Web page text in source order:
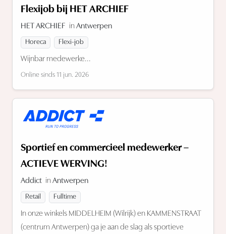
Flexijob bij HET ARCHIEF
HET ARCHIEF inAntwerpen
Horeca Flexi-job
Wijnbar medewerke...
Online sinds 11 jun. 2026
Sportief en commercieel medewerker –
ACTIEVE WERVING!
Addict inAntwerpen
Retail Fulltime
In onze winkels MIDDELHEIM (Wilrijk) en KAMMENSTRAAT
(centrum Antwerpen) ga je aan de slag als sportieve